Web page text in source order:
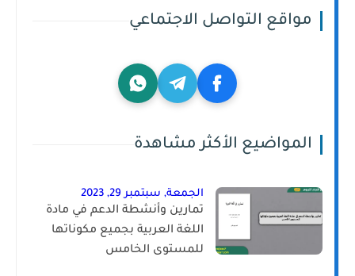
مواقع التواصل الاجتماعي
المواضيع الأكثر مشاهدة
الجمعة, سبتمبر 29, 2023
تمارين وأنشطة الدعم في مادة
اللغة العربية بجميع مكوناتها
للمستوى الخامس